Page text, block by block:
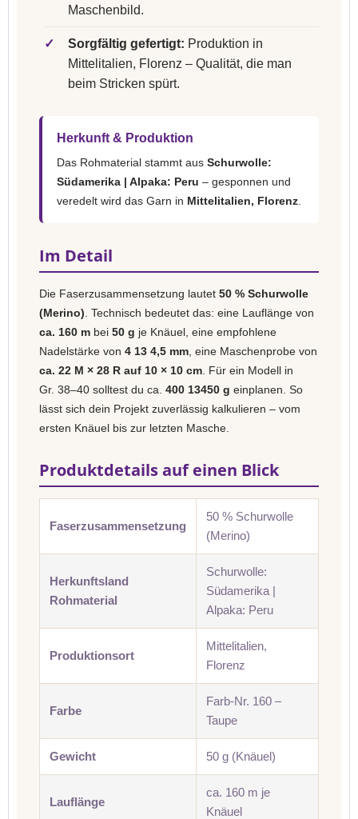
Maschenbild.
✓ Sorgfältig gefertigt: Produktion in
Mittelitalien, Florenz – Qualität, die man
beim Stricken spürt.
Herkunft & Produktion
Das Rohmaterial stammt aus Schurwolle:
Südamerika | Alpaka: Peru – gesponnen und
veredelt wird das Garn in Mittelitalien, Florenz
Im Detail
Die Faserzusammensetzung lautet 50 % Schurwolle
(Merino) . Technisch bedeutet das: eine Lauflänge von
ca. 160 m bei 50 g je Knäuel, eine empfohlene
Nadelstärke von 4 13 4,5 mm , eine Maschenprobe von
ca. 22 M × 28 R auf 10 × 10 cm . Für ein Modell in
Gr. 38–40 solltest du ca. 400 13450 g einplanen. So
lässt sich dein Projekt zuverlässig kalkulieren – vom
ersten Knäuel bis zur letzten Masche.
Produktdetails auf einen Blick
Faserzusammensetzung
50 % Schurwolle
(Merino)
Herkunftsland
Rohmaterial
Schurwolle:
Südamerika |
Alpaka: Peru
Produktionsort
Mittelitalien,
Florenz
Farbe
Farb-Nr. 160 –
Taupe
Gewicht 50 g (Knäuel)
Lauflänge
ca. 160 m je
Knäuel